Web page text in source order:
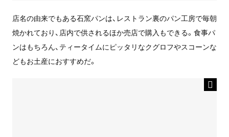
店名の由来でもある石窯パンは、レストラン裏のパン工房で毎朝
焼かれており、店内で供されるほか売店で購入もできる。食事パ
ンはもちろん、ティータイムにピッタリなクグロフやスコーンな
どもお土産におすすめだ。